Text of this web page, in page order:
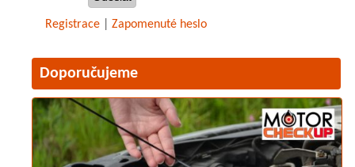
Registrace Zapomenuté heslo
Doporučujeme